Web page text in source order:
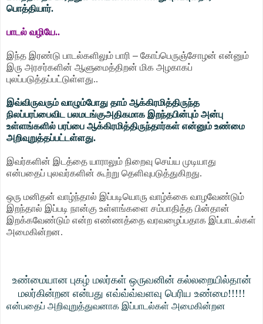
பொத்தியார்.
பாடல் வழியே..
இந்த இரண்டு பாடல்களிலும் பாரி – கோப்பெருஞ்சோழன் என்னும்
இரு அரசர்களின் ஆளுமைத்திறன் மிக அழகாகப்
புலப்படுத்தப்பட்டுள்ளது..
இவ்விருவரும் வாழும்போது தாம் ஆக்கிரமித்திருந்த
நிலப்பரப்பைவிட பலமடங்குஅதிகமாக இறந்தபின்பும் அன்பு
உள்ளங்களில் பரப்பை ஆக்கிரமித்திருந்தார்கள் என்னும் உண்மை
அறிவுறுத்தப்பட்டள்ளது.
இவர்களின் இடத்தை யாராலும் நிறைவு செய்ய முடியாது
என்பதைப் புலவர்களின் கூற்று தெளிவுபடுத்துகிறது.
ஒரு மனிதன் வாழ்ந்தால் இப்படியொரு வாழ்க்கை வாழவேண்டும்
இறந்தால் இப்படி நான்கு உள்ளங்களை சம்பாதித்த பின்தான்
இறக்கவேண்டும் என்ற எண்ணத்தை வரவழைப்பதாக இப்பாடல்கள்
அமைகின்றன.
உண்மையான புகழ் மலர்கள் ஒருவனின் கல்லறையில்தான்
மலர்கின்றன என்பது எவ்வ்வ்வளவு பெரிய உண்மை!!!!!
என்பதைப் அறிவுறுத்துவனாக இப்பாடல்கள் அமைகின்றன